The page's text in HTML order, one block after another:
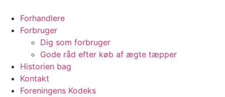
indhold
Forhandlere
Forbruger
Dig som forbruger
Gode råd efter køb af ægte tæpper
Historien bag​
Kontakt
Foreningens Kodeks